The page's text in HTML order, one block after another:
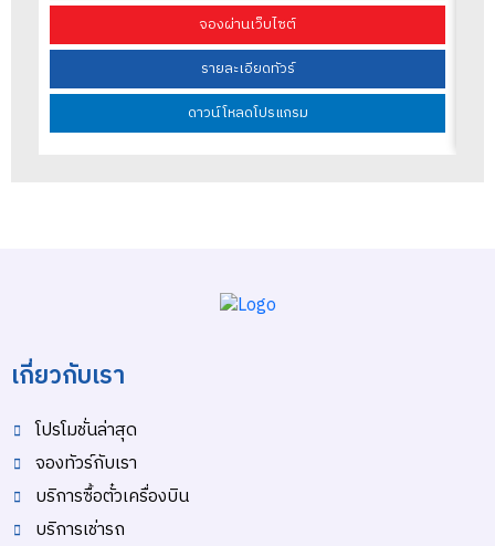
จองผ่านเว็บไซต์
รายละเอียดทัวร์
ดาวน์โหลดโปรแกรม
เกี่ยวกับเรา
โปรโมชั่นล่าสุด
จองทัวร์กับเรา
บริการซื้อตั๋วเครื่องบิน
บริการเช่ารถ